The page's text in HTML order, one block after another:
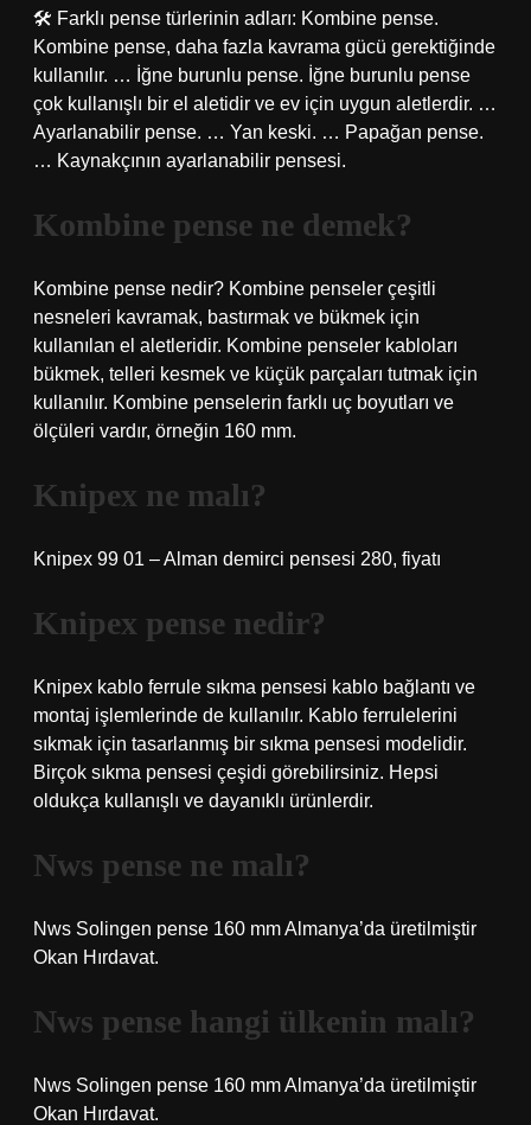
🛠 Farklı pense türlerinin adları: Kombine pense.
Kombine pense, daha fazla kavrama gücü gerektiğinde
kullanılır. … İğne burunlu pense. İğne burunlu pense
çok kullanışlı bir el aletidir ve ev için uygun aletlerdir. …
Ayarlanabilir pense. … Yan keski. … Papağan pense.
… Kaynakçının ayarlanabilir pensesi.
Kombine pense ne demek?
Kombine pense nedir? Kombine penseler çeşitli
nesneleri kavramak, bastırmak ve bükmek için
kullanılan el aletleridir. Kombine penseler kabloları
bükmek, telleri kesmek ve küçük parçaları tutmak için
kullanılır. Kombine penselerin farklı uç boyutları ve
ölçüleri vardır, örneğin 160 mm.
Knipex ne malı?
Knipex 99 01 – Alman demirci pensesi 280, fiyatı
Knipex pense nedir?
Knipex kablo ferrule sıkma pensesi kablo bağlantı ve
montaj işlemlerinde de kullanılır. Kablo ferrulelerini
sıkmak için tasarlanmış bir sıkma pensesi modelidir.
Birçok sıkma pensesi çeşidi görebilirsiniz. Hepsi
oldukça kullanışlı ve dayanıklı ürünlerdir.
Nws pense ne malı?
Nws Solingen pense 160 mm Almanya’da üretilmiştir
Okan Hırdavat.
Nws pense hangi ülkenin malı?
Nws Solingen pense 160 mm Almanya’da üretilmiştir
Okan Hırdavat.